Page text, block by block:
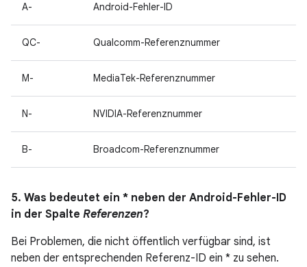
A- Android-Fehler-ID
QC- Qualcomm-Referenznummer
M- MediaTek-Referenznummer
N- NVIDIA-Referenznummer
B- Broadcom-Referenznummer
5. Was bedeutet ein * neben der Android-Fehler-ID
in der Spalte Referenzen?
Bei Problemen, die nicht öffentlich verfügbar sind, ist
neben der entsprechenden Referenz-ID ein * zu sehen.